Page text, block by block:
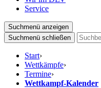
Service
Suchmenü anzeigen
Suchmenü schließen
Start›
Wettkämpfe›
Termine›
Wettkampf-Kalender